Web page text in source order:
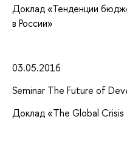
Доклад «Тенденции
в России»
03.05.2016
Seminar The Future of
Доклад «The Global Crisis